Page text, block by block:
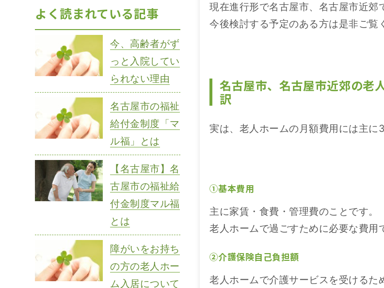
現在進行形で名古屋市、名古屋市近郊
今後検討する予定のある方は是非ご覧
名古屋市、名古屋市近郊の老
訳
実は、老人ホームの月額費用には主に
①基本費用
主に家賃・食費・管理費のことです。
老人ホームで過ごすために必要な費用
②介護保険自己負担額
老人ホームで介護サービスを受けるた
よく読まれている記事
今、高齢者がず
っと入院してい
られない理由
名古屋市の福祉
給付金制度「マ
ル福」とは
【名古屋市】名
古屋市の福祉給
付金制度マル福
とは
障がいをお持ち
の方の老人ホー
ム入居について